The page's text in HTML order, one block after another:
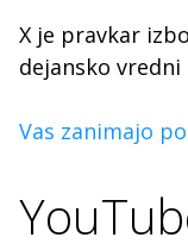
X je pravkar
dejansko vredni
Vas zanimajo